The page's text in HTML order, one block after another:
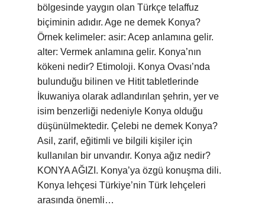
bölgesinde yaygın olan Türkçe telaffuz
biçiminin adıdır. Age ne demek Konya?
Örnek kelimeler: asir: Acep anlamına gelir.
alter: Vermek anlamına gelir. Konya’nın
kökeni nedir? Etimoloji. Konya Ovası’nda
bulunduğu bilinen ve Hitit tabletlerinde
İkuwaniya olarak adlandırılan şehrin, yer ve
isim benzerliği nedeniyle Konya olduğu
düşünülmektedir. Çelebi ne demek Konya?
Asil, zarif, eğitimli ve bilgili kişiler için
kullanılan bir unvandır. Konya ağız nedir?
KONYA AĞIZI. Konya’ya özgü konuşma dili.
Konya lehçesi Türkiye’nin Türk lehçeleri
arasında önemli…